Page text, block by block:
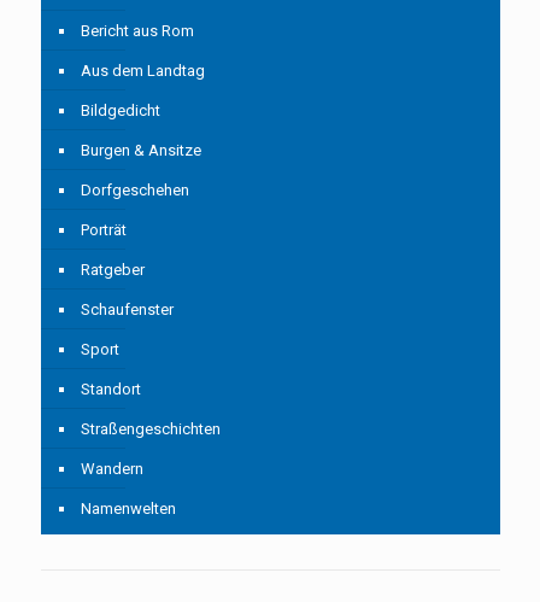
Bericht aus Rom
Aus dem Landtag
Bildgedicht
Burgen & Ansitze
Dorfgeschehen
Porträt
Ratgeber
Schaufenster
Sport
Standort
Straßengeschichten
Wandern
Namenwelten